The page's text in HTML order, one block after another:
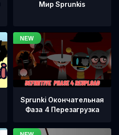
Мир Sprunkis
Sprunki Окончательная
Фаза 4 Перезагрузка